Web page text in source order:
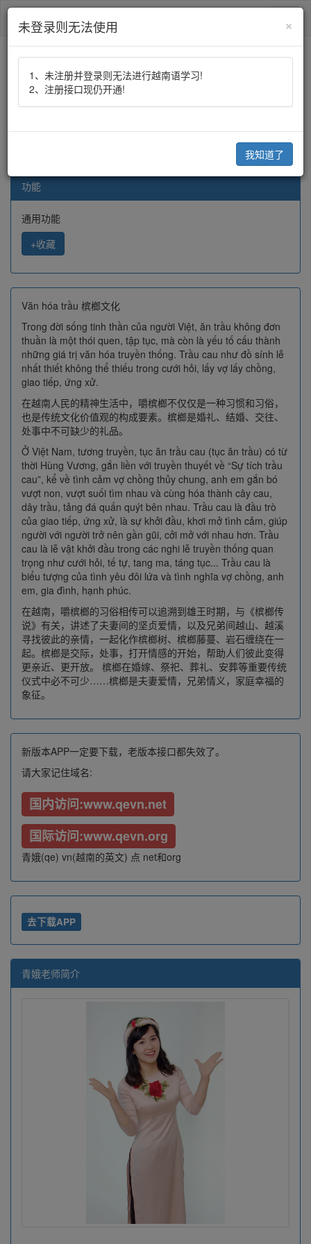
跟青娥学越南语 ×
未登录则无法使用
1、未注册并登录则无法进行越南语学习!
2、注册接口现仍开通!
我知道了
资料 Văn hóa trầu cau
Văn hóa trầu cau
功能
通用功能
+收藏
Văn hóa trầu 槟榔文化
Trong đời sống tinh thần của người Việt, ăn trầu không đơn
thuần là một thói quen, tập tục, mà còn là yếu tố cấu thành
những giá trị văn hóa truyền thống. Trầu cau như đồ sính lễ
nhất thiết không thể thiếu trong cưới hỏi, lấy vợ lấy chồng,
giao tiếp, ứng xử.
在越南人民的精神生活中，嚼槟榔不仅仅是一种习惯和习俗，
也是传统文化价值观的构成要素。槟榔是婚礼、结婚、交往、
处事中不可缺少的礼品。
Ở Việt Nam, tương truyền, tục ăn trầu cau (tục ăn trầu) có từ
thời Hùng Vương, gắn liền với truyền thuyết về “Sự tích trầu
cau”, kể về tình cảm vợ chồng thủy chung, anh em gắn bó
vượt non, vượt suối tìm nhau và cùng hóa thành cây cau,
dây trầu, tảng đá quấn quýt bên nhau. Trầu cau là đầu trò
của giao tiếp, ứng xử, là sự khởi đầu, khơi mở tình cảm, giúp
người với người trở nên gần gũi, cởi mở với nhau hơn. Trầu
cau là lễ vật khởi đầu trong các nghi lễ truyền thống quan
trọng như cưới hỏi, tế tự, tang ma, táng tục... Trầu cau là
biểu tượng của tình yêu đôi lứa và tình nghĩa vợ chồng, anh
em, gia đình, hạnh phúc.
在越南，嚼槟榔的习俗相传可以追溯到雄王时期，与《槟榔传
说》有关，讲述了夫妻间的坚贞爱情，以及兄弟间越山、越溪
寻找彼此的亲情，一起化作槟榔树、槟榔藤蔓、岩石缠绕在一
起。槟榔是交际，处事，打开情感的开始，帮助人们彼此变得
更亲近、更开放。 槟榔在婚嫁、祭祀、葬礼、安葬等重要传统
仪式中必不可少……槟榔是夫妻爱情，兄弟情义，家庭幸福的
象征。
新版本APP一定要下载，老版本接口都失效了。
请大家记住域名:
国内访问:www.qevn.net
国际访问:www.qevn.org
青娥(qe) vn(越南的英文) 点 net和org
去下载APP
青娥老师简介